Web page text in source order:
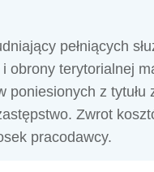
pełniących
i obrony terytorialnej
poniesionych z tytułu
Zwrot
pracodawcy.